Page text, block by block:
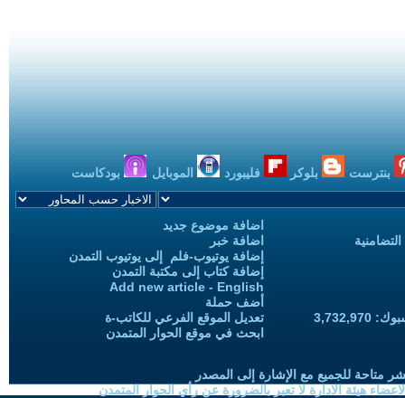
بنترست بلوكر فليبورد الموبايل بودكاست
اضافة موضوع جديد
اضافة خبر
إضافة يوتيوب-فلم إلى يوتيوب التمدن
إضافة كتاب إلى مكتبة التمدن
Add new article - English
أضف حملة
تعديل الموقع الفرعي للكاتب-ة
ابحث في موقع الحوار المتمدن
متاحة للجميع مع الإشارة إلى المصدر
هيئة الادارة لا تعبر بالضرورة عن رأي الحوار المتمدن